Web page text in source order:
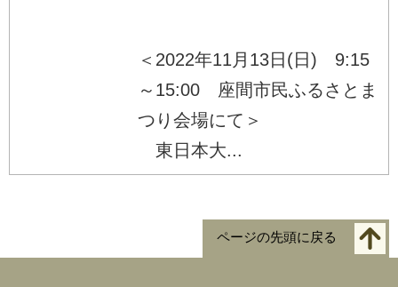
＜2022年11月13日(日) 9:15
～15:00 座間市民ふるさとま
つり会場にて＞
東日本大...
ページの先頭に戻る